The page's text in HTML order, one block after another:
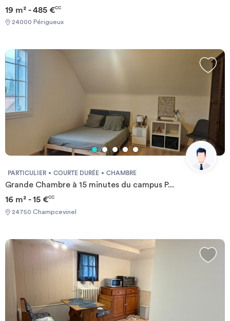
19 m² - 485 €CC
24000 Périgueux
PARTICULIER COURTE DURÉE CHAMBRE
Grande Chambre à 15 minutes du campus P...
16 m² - 15 €CC
24750 Champcevinel